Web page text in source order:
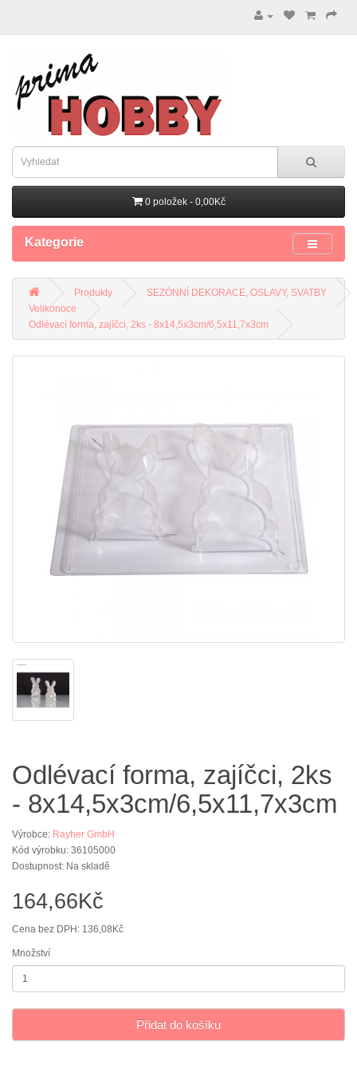
0 položek - 0,00Kč
Kategorie
Produkty
SEZÓNNÍ DEKORACE, OSLAVY, SVATBY
Velikonoce
Odlévací forma, zajíčci, 2ks - 8x14,5x3cm/6,5x11,7x3cm
Odlévací forma, zajíčci, 2ks
- 8x14,5x3cm/6,5x11,7x3cm
Výrobce: Rayher GmbH
Kód výrobku: 36105000
Dostupnost: Na skladě
164,66Kč
Cena bez DPH: 136,08Kč
Množství
Přidat do košíku